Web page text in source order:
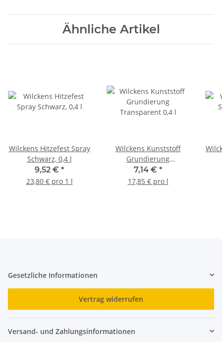
Ähnliche Artikel
Wilckens Hitzefest Spray
Schwarz, 0,4 l
9,52 € *
23,80 € pro 1 l
Wilckens Kunststoff
Grundierung
Transparent 0,4 l
7,14 € *
17,85 € pro l
Gesetzliche Informationen
Vertrag widerrufen
Versand- und Zahlungsinformationen